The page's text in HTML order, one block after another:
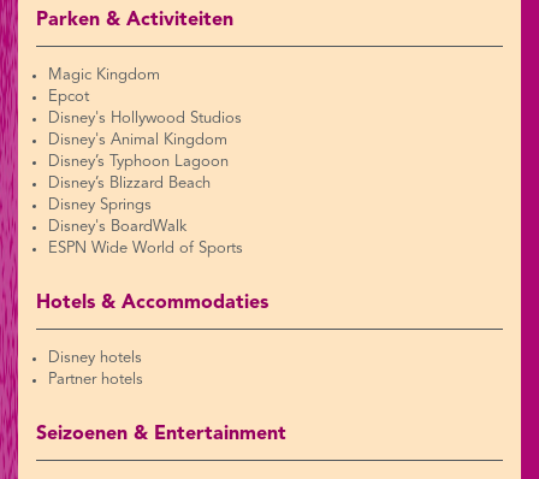
Parken & Activiteiten
Magic Kingdom
Epcot
Disney's Hollywood Studios
Disney's Animal Kingdom
Disney’s Typhoon Lagoon
Disney’s Blizzard Beach
Disney Springs
Disney's BoardWalk
ESPN Wide World of Sports
Hotels & Accommodaties
Disney hotels
Partner hotels
Seizoenen & Entertainment